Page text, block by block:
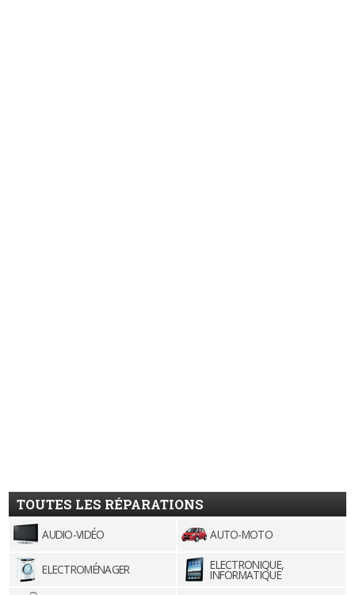
TOUTES LES RÉPARATIONS
AUDIO-VIDÉO AUTO-MOTO
ELECTROMÉNAGER ELECTRONIQUE,
INFORMATIQUE